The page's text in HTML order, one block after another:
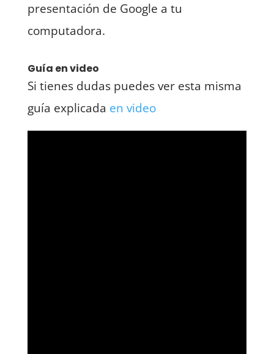
presentación de Google a tu
computadora.
Guía en video
Si tienes dudas puedes ver esta misma
guía explicada en video